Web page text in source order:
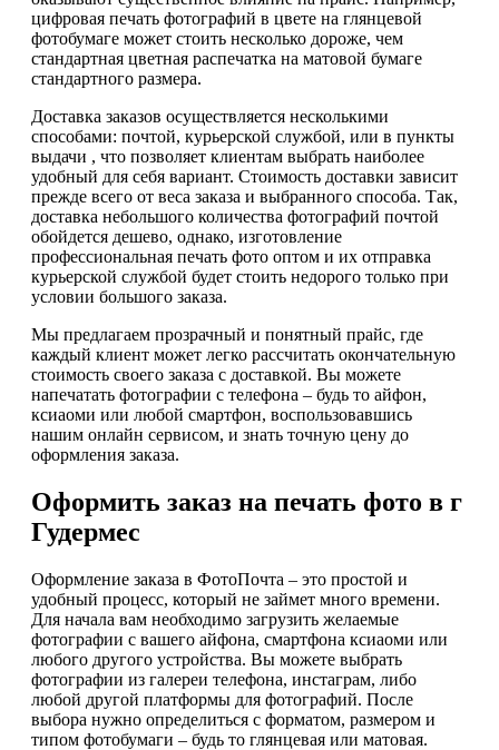
цифровая печать фотографий в цвете на глянцевой
фотобумаге может стоить несколько дороже, чем
стандартная цветная распечатка на матовой бумаге
стандартного размера.
Доставка заказов осуществляется несколькими
способами: почтой, курьерской службой, или в пункты
выдачи , что позволяет клиентам выбрать наиболее
удобный для себя вариант. Стоимость доставки зависит
прежде всего от веса заказа и выбранного способа. Так,
доставка небольшого количества фотографий почтой
обойдется дешево, однако, изготовление
профессиональная печать фото оптом и их отправка
курьерской службой будет стоить недорого только при
условии большого заказа.
Мы предлагаем прозрачный и понятный прайс, где
каждый клиент может легко рассчитать окончательную
стоимость своего заказа с доставкой. Вы можете
напечатать фотографии с телефона – будь то айфон,
ксиаоми или любой смартфон, воспользовавшись
нашим онлайн сервисом, и знать точную цену до
оформления заказа.
Оформить заказ на печать фото в г
Гудермес
Оформление заказа в ФотоПочта – это простой и
удобный процесс, который не займет много времени.
Для начала вам необходимо загрузить желаемые
фотографии с вашего айфона, смартфона ксиаоми или
любого другого устройства. Вы можете выбрать
фотографии из галереи телефона, инстаграм, либо
любой другой платформы для фотографий. После
выбора нужно определиться с форматом, размером и
типом фотобумаги – будь то глянцевая или матовая.